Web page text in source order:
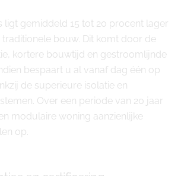
ligt gemiddeld 15 tot 20 procent lager
bouw. Dit komt door de
kortere bouwtijd en gestroomlijnde
bespaart u al vanaf dag één op
de superieure isolatie en
Over een periode van 20 jaar
modulaire woning aanzienlijke
op.